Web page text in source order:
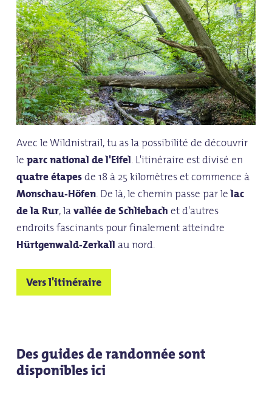
Avec le Wildnistrail, tu as la possibilité de découvrir
leparc national de l'Eifel. L'itinéraire est divisé en
quatre étapesde 18 à 25 kilomètres et commence à
Monschau-Höfen. De là, le chemin passe par lelac
de la Rur, lavallée de Schliebachet d'autres
endroits fascinants pour finalement atteindre
Hürtgenwald-Zerkall au nord.
Vers l'itinéraire
Des guides de randonnée sont
disponibles ici